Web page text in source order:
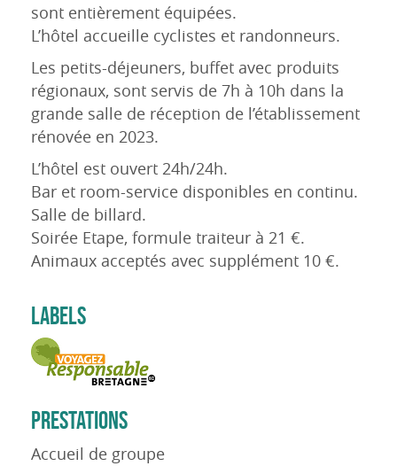
sont entièrement équipées.
L’hôtel accueille cyclistes et randonneurs.
Les petits-déjeuners, buffet avec produits
régionaux, sont servis de 7h à 10h dans la
grande salle de réception de l’établissement
rénovée en 2023.
L’hôtel est ouvert 24h/24h.
Bar et room-service disponibles en continu.
Salle de billard.
Soirée Etape, formule traiteur à 21 €.
Animaux acceptés avec supplément 10 €.
LABELS
PRESTATIONS
Accueil de groupe